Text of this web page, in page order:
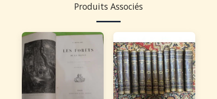
Produits Associés